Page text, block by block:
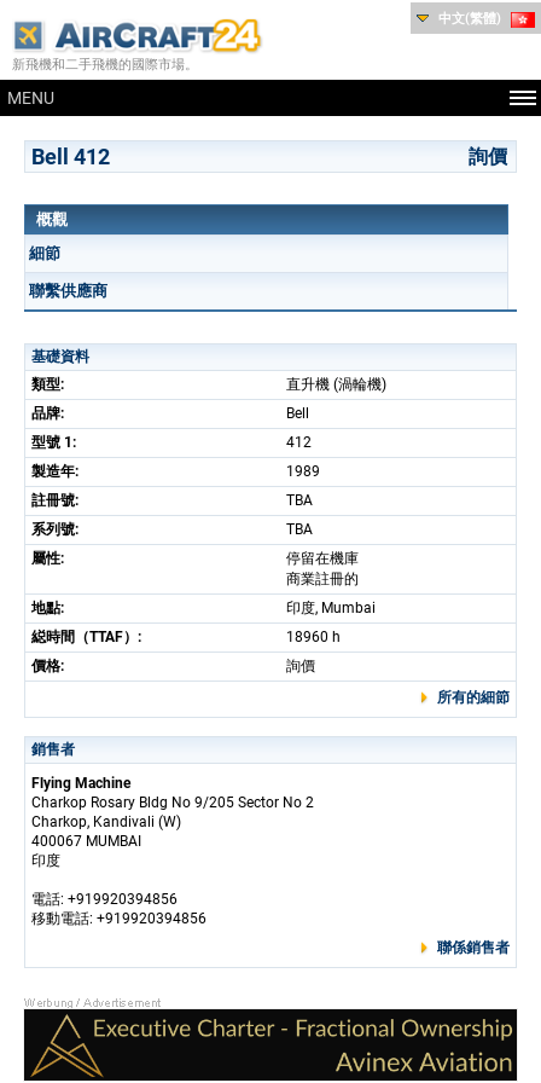
新飛機和二手飛機的國際市場。
MENU
中文(繁體)
Bell 412 詢價
概觀
細節
聯繫供應商
基礎資料
類型:
直升機 (渦輪機)
品牌:
Bell
型號 1:
412
製造年:
1989
註冊號:
TBA
系列號:
TBA
屬性:
停留在機庫
商業註冊的
地點:
印度, Mumbai
縂時間（TTAF）:
18960 h
價格:
詢價
所有的細節
銷售者
Flying Machine
Charkop Rosary Bldg No 9/205 Sector No 2
Charkop, Kandivali (W)
400067 MUMBAI
印度
電話: +919920394856
移動電話: +919920394856
聯係銷售者